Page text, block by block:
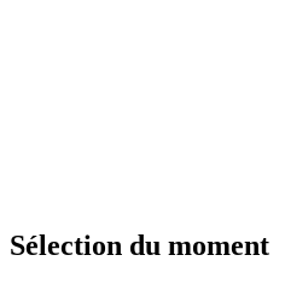
Sélection du moment